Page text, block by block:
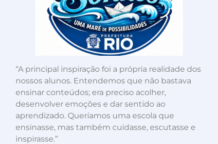
“A principal inspiração foi a própria realidade dos
nossos alunos. Entendemos que não bastava
ensinar conteúdos; era preciso acolher,
desenvolver emoções e dar sentido ao
aprendizado. Queríamos uma escola que
ensinasse, mas também cuidasse, escutasse e
inspirasse.”